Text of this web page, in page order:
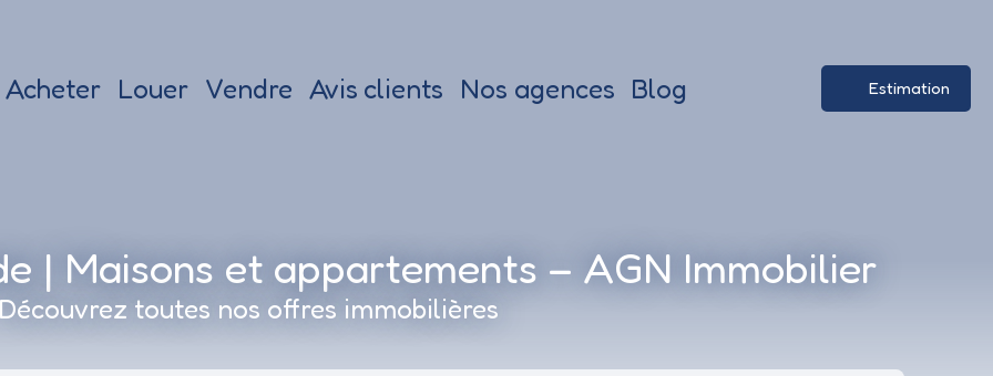
Acheter Louer Vendre Avis clients Nos agences Blog Estimation
| Maisons et appartements – AGN Immobilier
Découvrez toutes nos offres immobilières